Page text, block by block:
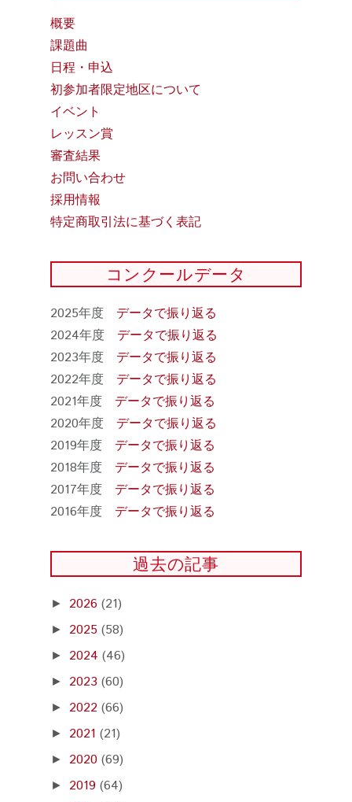
概要
課題曲
日程・申込
初参加者限定地区について
イベント
レッスン賞
審査結果
お問い合わせ
採用情報
特定商取引法に基づく表記
コンクールデータ
2025年度 データで振り返る
2024年度 データで振り返る
2023年度 データで振り返る
2022年度 データで振り返る
2021年度 データで振り返る
2020年度 データで振り返る
2019年度 データで振り返る
2018年度 データで振り返る
2017年度 データで振り返る
2016年度 データで振り返る
過去の記事
► 2026 (21)
► 2025 (58)
► 2024 (46)
► 2023 (60)
► 2022 (66)
► 2021 (21)
► 2020 (69)
► 2019 (64)